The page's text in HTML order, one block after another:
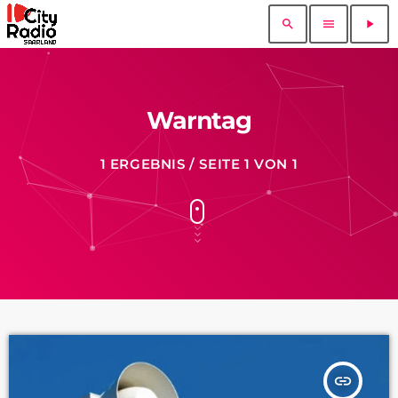
search menu play_arrow
Warntag
1 ERGEBNIS / SEITE 1 VON 1
insert_link